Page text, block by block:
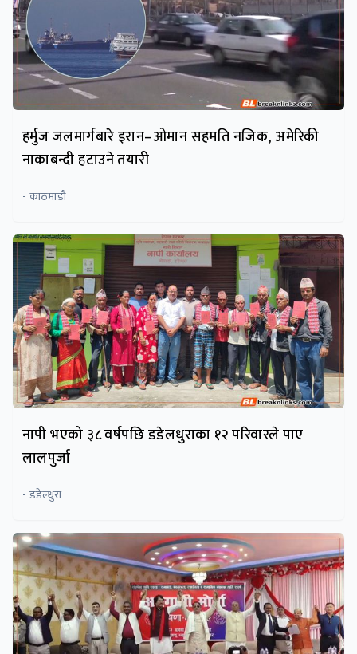
हर्मुज जलमार्गबारे इरान–ओमान सहमति नजिक, अमेरिकी
नाकाबन्दी हटाउने तयारी
- काठमाडौं
नापी भएको ३८ वर्षपछि डडेलधुराका १२ परिवारले पाए
लालपुर्जा
- डडेल्धुरा